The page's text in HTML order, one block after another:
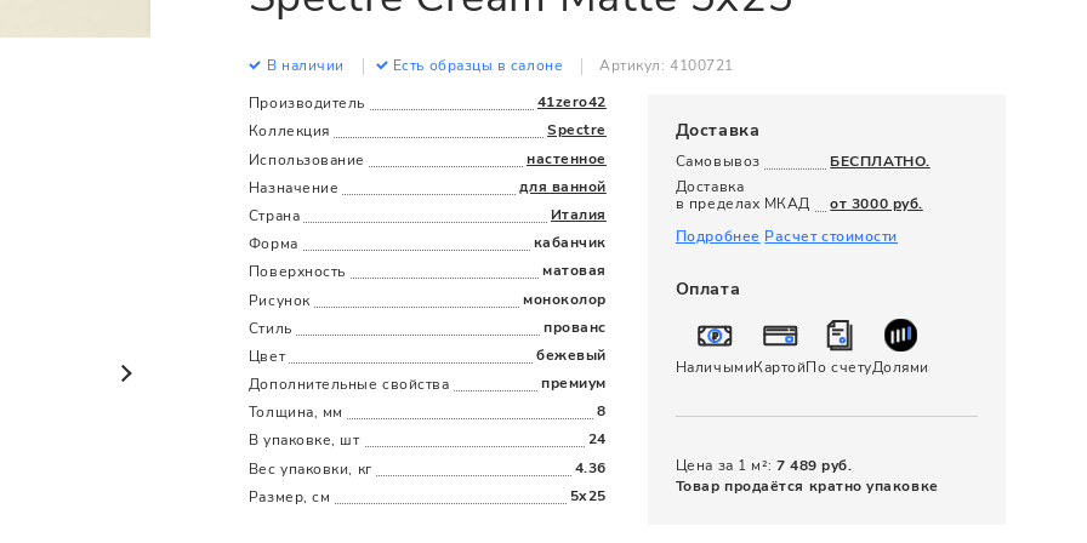
Все
120 x 280
В наличии Есть образцы в салоне
Артикул: 4100721
Производитель
41zero42
Коллекция
Spectre
Использование
настенное
Назначение
для ванной
Страна
Италия
Форма
кабанчик
Поверхность
матовая
Рисунок
моноколор
Стиль
прованс
Цвет
бежевый
Дополнительные cвойства
премиум
Толщина, мм
8
В упаковке, шт
24
Вес упаковки, кг
4.36
Размер, см
5x25
Доставка
Самовывоз
БЕСПЛАТНО.
Доставка
в пределах МКАД
от 3000 руб.
Подробнее Расчет стоимости
Оплата
НаличымиКартойПо счетуДолями
Цена за 1 м²: 7 489 руб.
Товар продаётся кратно упаковке